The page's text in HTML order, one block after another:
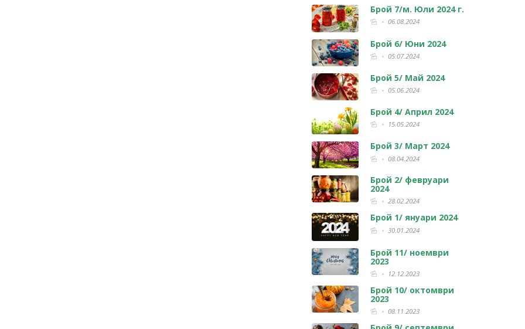
Брой 7/м. Юли 2024 г.
06.08.2024
Брой 6/ Юни 2024
05.07.2024
Брой 5/ Май 2024
05.06.2024
Брой 4/ Април 2024
15.05.2024
Брой 3/ Март 2024
08.04.2024
Брой 2/ февруари
2024
28.02.2024
Брой 1/ януари 2024
30.01.2024
Брой 11/ ноември
2023
12.12.2023
Брой 10/ октомври
2023
08.11.2023